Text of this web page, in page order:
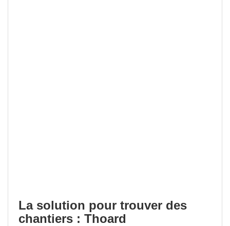
La solution pour trouver des
chantiers : Thoard